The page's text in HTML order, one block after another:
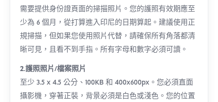
需要提供身份證頁面的掃描照片。您的護照有效期應至
少為 6 個月，從打算進入印尼的日期算起。建議使用正
規掃描，但如果您使用照片代替，請確保所有角落都清
晰可見，且看不到手指。所有字母和數字必須可讀。
2.護照照片/檔案照片
至少 3.5 x 4.5 公分、100KB 和 400x600px。您必須直面
攝影機，穿著正裝，背景必須是白色或淺色。您的位置